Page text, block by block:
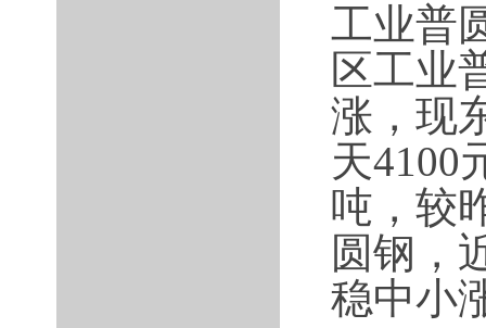
工业普
区工业
涨，现
天4100
吨，较
圆钢，
稳中小